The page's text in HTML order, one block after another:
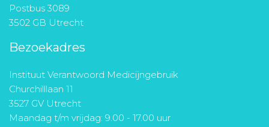
Postbus 3089
3502 GB Utrecht
Bezoekadres
Instituut Verantwoord Medicijngebruik
Churchilllaan 11
3527 GV Utrecht
Maandag t/m vrijdag: 9.00 - 17.00 uur